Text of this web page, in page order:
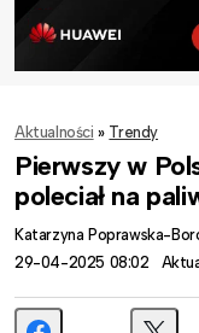
Aktualności » Trendy
Pierwszy w
poleciał na
Katarzyna Poprawska-
29-04-2025 08:02